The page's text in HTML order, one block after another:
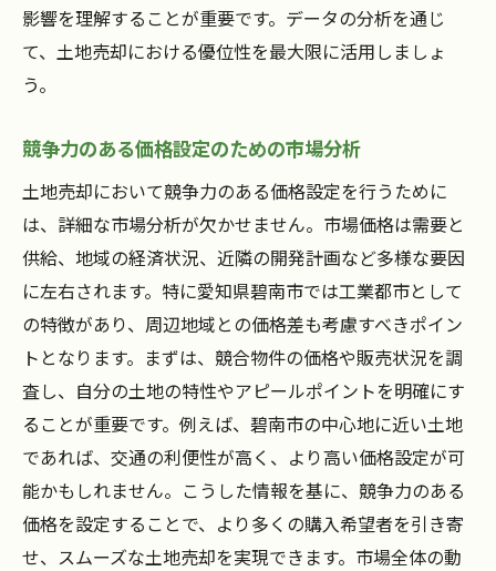
影響を理解することが重要です。データの分析を通じ
て、土地売却における優位性を最大限に活用しましょ
う。
競争力のある価格設定のための市場分析
土地売却において競争力のある価格設定を行うために
は、詳細な市場分析が欠かせません。市場価格は需要と
供給、地域の経済状況、近隣の開発計画など多様な要因
に左右されます。特に愛知県碧南市では工業都市として
の特徴があり、周辺地域との価格差も考慮すべきポイン
トとなります。まずは、競合物件の価格や販売状況を調
査し、自分の土地の特性やアピールポイントを明確にす
ることが重要です。例えば、碧南市の中心地に近い土地
であれば、交通の利便性が高く、より高い価格設定が可
能かもしれません。こうした情報を基に、競争力のある
価格を設定することで、より多くの購入希望者を引き寄
せ、スムーズな土地売却を実現できます。市場全体の動